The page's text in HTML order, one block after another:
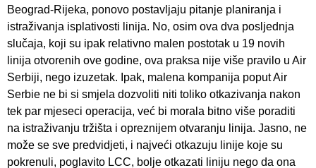
Beograd-Rijeka, ponovo postavljaju pitanje planiranja i
istraživanja isplativosti linija. No, osim ova dva posljednja
slučaja, koji su ipak relativno malen postotak u 19 novih
linija otvorenih ove godine, ova praksa nije više pravilo u Air
Serbiji, nego izuzetak. Ipak, malena kompanija poput Air
Serbie ne bi si smjela dozvoliti niti toliko otkazivanja nakon
tek par mjeseci operacija, već bi morala bitno više poraditi
na istraživanju tržišta i opreznijem otvaranju linija. Jasno, ne
može se sve predvidjeti, i najveći otkazuju linije koje su
pokrenuli, poglavito LCC, bolje otkazati liniju nego da ona